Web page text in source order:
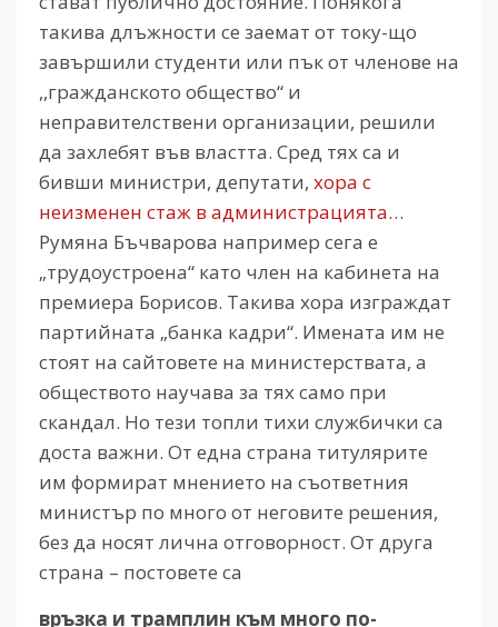
такива длъжности се заемат от току-що
завършили студенти или пък от членове на
,,гражданското общество“ и
неправителствени организации, решили
да захлебят във властта. Сред тях са и
бивши министри, депутати, хора с
неизменен стаж в администрацията…
Румяна Бъчварова например сега е
„трудоустроена“ като член на кабинета на
премиера Борисов. Такива хора изграждат
партийната „банка кадри“. Имената им не
стоят на сайтовете на министерствата, а
обществото научава за тях само при
скандал. Но тези топли тихи службички са
доста важни. От една страна титулярите
им формират мнението на съответния
министър по много от неговите решения,
без да носят лична отговорност. От друга
страна – постовете са
връзка и трамплин към много по-